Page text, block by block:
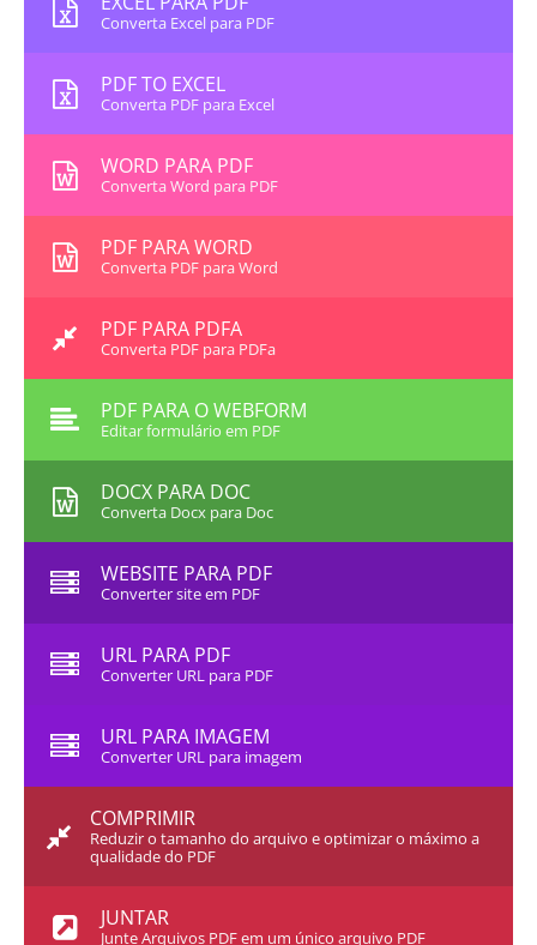
Converta Excel para PDF
PDF TO EXCEL
Converta PDF para Excel
WORD PARA PDF
Converta Word para PDF
PDF PARA WORD
Converta PDF para Word
PDF PARA PDFA
Converta PDF para PDFa
PDF PARA O WEBFORM
Editar formulário em PDF
DOCX PARA DOC
Converta Docx para Doc
WEBSITE PARA PDF
Converter site em PDF
URL PARA PDF
Converter URL para PDF
URL PARA IMAGEM
Converter URL para imagem
COMPRIMIR
Reduzir o tamanho do arquivo e optimizar o máximo a
qualidade do PDF
JUNTAR
Junte Arquivos PDF em um único arquivo PDF